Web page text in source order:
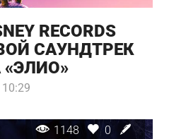
RECORDS
САУНДТРЕК
1148 0